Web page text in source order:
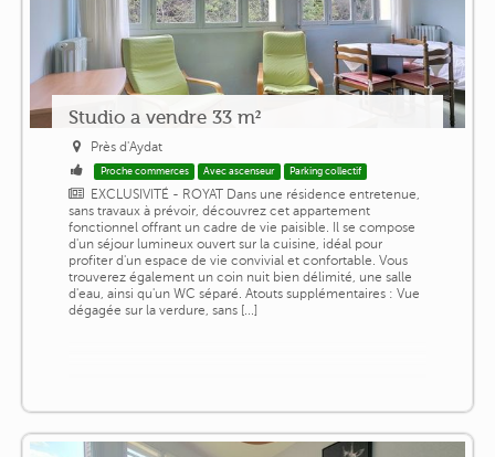
Studio a vendre 33 m²
Près d'Aydat
Proche commerces Avec ascenseur Parking collectif
EXCLUSIVITÉ - ROYAT Dans une résidence entretenue,
sans travaux à prévoir, découvrez cet appartement
fonctionnel offrant un cadre de vie paisible. Il se compose
d'un séjour lumineux ouvert sur la cuisine, idéal pour
profiter d'un espace de vie convivial et confortable. Vous
trouverez également un coin nuit bien délimité, une salle
d'eau, ainsi qu'un WC séparé. Atouts supplémentaires : Vue
dégagée sur la verdure, sans [...]